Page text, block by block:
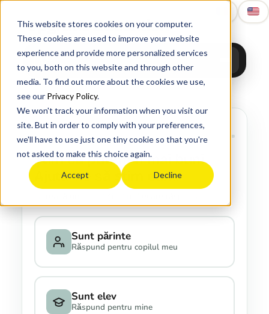
This website stores cookies on your computer.
These cookies are used to improve your website
experience and provide more personalized services
to you, both on this website and through other
media. To find out more about the cookies we use,
see our Privacy Policy.
We won't track your information when you visit our
site. But in order to comply with your preferences,
we'll have to use just one tiny cookie so that you're
not asked to make this choice again.
Accept Decline
UpgradeEducation
Știm că putem fi mai buni.
Ajută-ne să știm cum.
Sunt părinte
Răspund pentru copilul meu
Sunt elev
Răspund pentru mine